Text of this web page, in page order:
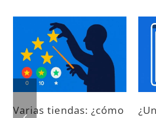
Varias tiendas: ¿cómo